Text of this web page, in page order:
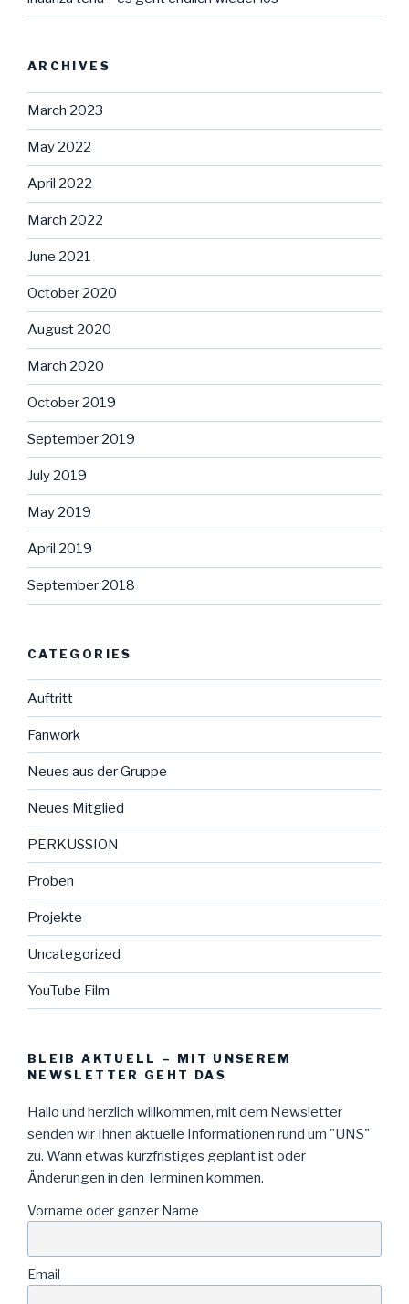
ARCHIVES
March 2023
May 2022
April 2022
March 2022
June 2021
October 2020
August 2020
March 2020
October 2019
September 2019
July 2019
May 2019
April 2019
September 2018
CATEGORIES
Auftritt
Fanwork
Neues aus der Gruppe
Neues Mitglied
PERKUSSION
Proben
Projekte
Uncategorized
YouTube Film
BLEIB AKTUELL – MIT UNSEREM
NEWSLETTER GEHT DAS
Hallo und herzlich willkommen, mit dem Newsletter
senden wir Ihnen aktuelle Informationen rund um "UNS"
zu. Wann etwas kurzfristiges geplant ist oder
Änderungen in den Terminen kommen.
Vorname oder ganzer Name
Email